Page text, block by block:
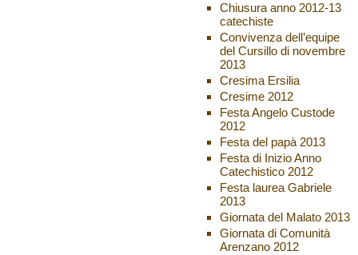
Chiusura anno 2012-13
catechiste
Convivenza dell’equipe
del Cursillo di novembre
2013
Cresima Ersilia
Cresime 2012
Festa Angelo Custode
2012
Festa del papà 2013
Festa di Inizio Anno
Catechistico 2012
Festa laurea Gabriele
2013
Giornata del Malato 2013
Giornata di Comunità
Arenzano 2012